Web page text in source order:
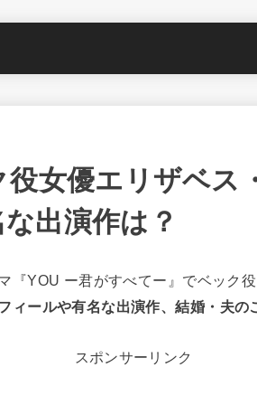
役女優エリザベス
出演作は？
『YOU ー君がすべてー』でベック
ィールや有名な出演作、結婚・夫の
スポンサーリンク